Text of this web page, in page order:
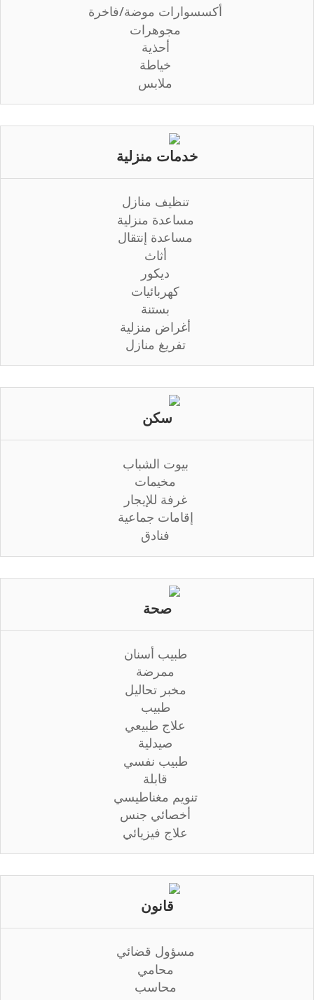
أكسسوارات موضة/فاخرة
مجوهرات
أحذية
خياطة
ملابس
خدمات منزلية
تنظيف منازل
مساعدة منزلية
مساعدة إنتقال
أثاث
ديكور
كهربائيات
بستنة
أغراض منزلية
تفريغ منازل
سكن
بيوت الشباب
مخيمات
غرفة للإيجار
إقامات جماعية
فنادق
صحة
طبيب أسنان
ممرضة
مخبر تحاليل
طبيب
علاج طبيعي
صيدلية
طبيب نفسي
قابلة
تنويم مغناطيسي
أخصائي جنس
علاج فيزيائي
قانون
مسؤول قضائي
محامي
محاسب